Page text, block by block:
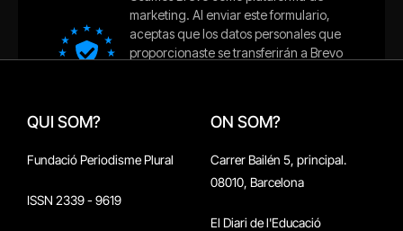
QUI SOM?
Fundació Periodisme Plural
ISSN 2339 - 9619
ON SOM?
Carrer Bailén 5, principal.
08010, Barcelona
El Diari de l'Educació